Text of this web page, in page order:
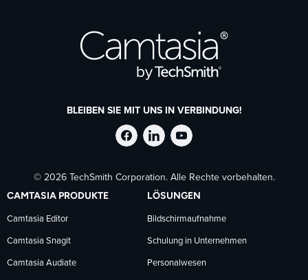
BLEIBEN SIE MIT UNS IN VERBINDUNG!
TechSmith
auf
Facebook
folgen
TechSmith
auf
LinkedIn
folgen
TechSmith
auf
YouTube
folgen
© 2026 TechSmith Corporation. Alle Rechte vorbehalten.
CAMTASIA PRODUKTE
Camtasia Editor
Camtasia Snagit
Camtasia Audiate
LÖSUNGEN
Bildschirmaufnahme
Schulung in Unternehmen
Personalwesen